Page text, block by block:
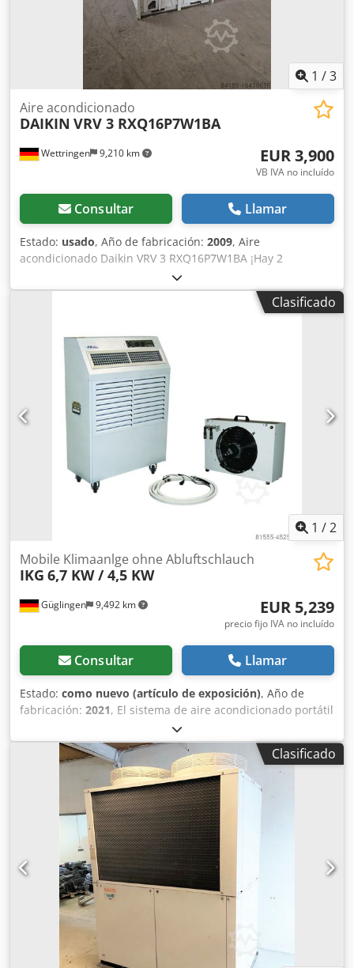
1 /3
Wettringen 9,210 km
Aire acondicionado
DAIKIN VRV 3 RXQ16P7W1BA
EUR 3,900
VB IVA no incluído
Consultar Llamar
Estado: usado, Año de fabricación: 2009, Aire
acondicionado Daikin VRV 3 RXQ16P7W1BA ¡Hay 2
unidades disponibles ! ¡El precio es por aire
acondicionado! más detalles y el alcance de la entrega ver
foto. Datos técnicos ver placa de características. Estado del
Chjdpfetzxqujx Ai Ija Sin OVP Sin embalaje original
Ejemplos de fotos fotos de ejemplo ¡Una visita en
Wettringen es posible! Para más información, póngase en
contacto con nosotros por correo electrónico. ¡La venta se
realiza exclusivamente a los interesados comerciales con
fines comerciales y bajo exclusión de cualquier garantía
por defectos materiales y legales! Con su compra confirma
que trabaja comercialmente o como autónomo. ¡De lo
contrario, usted está en violación de nuestros términos y
Clasificado
1 /2
Güglingen 9,492 km
Mobile Klimaanlge ohne Abluftschlauch
IKG 6,7 KW / 4,5 KW
EUR 5,239
precio fijo IVA no incluído
Consultar Llamar
Estado: como nuevo (artículo de exposición), Año de
fabricación: 2021, El sistema de aire acondicionado portátil
y móvil es de uso multifuncional. Gracias a su gran
potencia, de 6,7 kW, es ideal para una amplia variedad de
aplicaciones. Se puede utilizar con una conexión de 230 V
Schuko. La conexión entre la unidad interior y la unidad
exterior es sencilla y puede ser realizada por cualquier
persona, ya que se utiliza un sistema de acoplamiento
rápido. Este sistema se puede utilizar, por ejemplo, como
refrigeración para salas de servidores, para climatizar
oficinas o salas de reuniones, en eventos, ferias o en
procesos de producción. Características: Chjdjfmd Eropfx
Ai Iea Funcionamiento silencioso. Motor con tres
velocidades. Conexión para el desagüe del agua de
condensación. Potencia nominal: 2500 W. Capacidad de
refrigeración: 6650 W. Caudal de aire máximo: 1500 m³/h.
Refrigerante: R410a. Peso: 86 kg.
Clasificado